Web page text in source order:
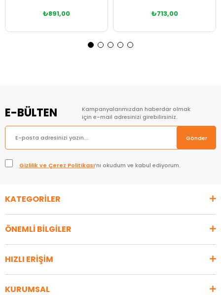
₺891,00 ₺713,00
E-BÜLTEN
Kampanyalarımızdan haberdar olmak
için e-mail adresinizi girebilirsiniz.
Gönder
Gizlilik ve Çerez Politikası’nı okudum ve kabul ediyorum.
KATEGORİLER
ÖNEMLİ BİLGİLER
HIZLI ERİŞİM
KURUMSAL